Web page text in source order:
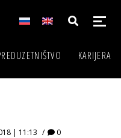
KARIJERA
| 11:13 0